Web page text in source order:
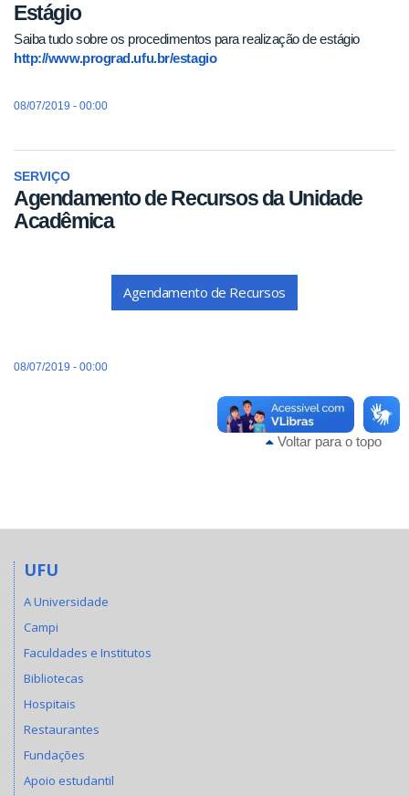
Estágio
Saiba tudo sobre os procedimentos para realização de estágio
http://www.prograd.ufu.br/estagio
08/07/2019 - 00:00
SERVIÇO
Agendamento de Recursos da Unidade
Acadêmica
Agendamento de Recursos
08/07/2019 - 00:00
Voltar para o topo
UFU
A Universidade
Campi
Faculdades e Institutos
Bibliotecas
Hospitais
Restaurantes
Fundações
Apoio estudantil